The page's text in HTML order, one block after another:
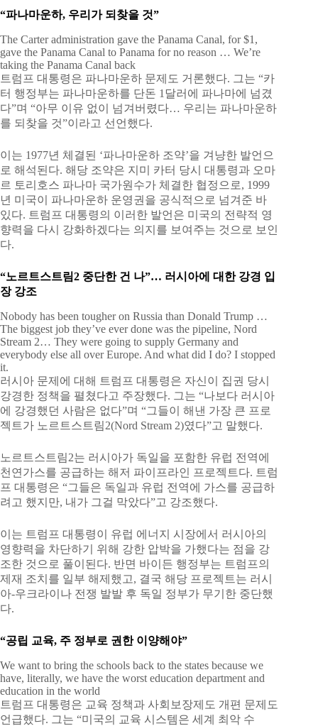
“파나마운하, 우리가 되찾을 것”
The Carter administration gave the Panama Canal, for $1,
gave the Panama Canal to Panama for no reason … We’re
taking the Panama Canal back
트럼프 대통령은 파나마운하 문제도 거론했다. 그는 “카
터 행정부는 파나마운하를 단돈 1달러에 파나마에 넘겼
다”며 “아무 이유 없이 넘겨버렸다… 우리는 파나마운하
를 되찾을 것”이라고 선언했다.
이는 1977년 체결된 ‘파나마운하 조약’을 겨냥한 발언으
로 해석된다. 해당 조약은 지미 카터 당시 대통령과 오마
르 토리호스 파나마 국가원수가 체결한 협정으로, 1999
년 미국이 파나마운하 운영권을 공식적으로 넘겨준 바
있다. 트럼프 대통령의 이러한 발언은 미국의 전략적 영
향력을 다시 강화하겠다는 의지를 보여주는 것으로 보인
다.
“노르트스트림2 중단한 건 나”… 러시아에 대한 강경 입
장 강조
Nobody has been tougher on Russia than Donald Trump …
The biggest job they’ve ever done was the pipeline, Nord
Stream 2… They were going to supply Germany and
everybody else all over Europe. And what did I do? I stopped
it.
러시아 문제에 대해 트럼프 대통령은 자신이 집권 당시
강경한 정책을 펼쳤다고 주장했다. 그는 “나보다 러시아
에 강경했던 사람은 없다”며 “그들이 해낸 가장 큰 프로
젝트가 노르트스트림2(Nord Stream 2)였다”고 말했다.
노르트스트림2는 러시아가 독일을 포함한 유럽 전역에
천연가스를 공급하는 해저 파이프라인 프로젝트다. 트럼
프 대통령은 “그들은 독일과 유럽 전역에 가스를 공급하
려고 했지만, 내가 그걸 막았다”고 강조했다.
이는 트럼프 대통령이 유럽 에너지 시장에서 러시아의
영향력을 차단하기 위해 강한 압박을 가했다는 점을 강
조한 것으로 풀이된다. 반면 바이든 행정부는 트럼프의
제재 조치를 일부 해제했고, 결국 해당 프로젝트는 러시
아-우크라이나 전쟁 발발 후 독일 정부가 무기한 중단했
다.
“공립 교육, 주 정부로 권한 이양해야”
We want to bring the schools back to the states because we
have, literally, we have the worst education department and
education in the world
트럼프 대통령은 교육 정책과 사회보장제도 개편 문제도
언급했다. 그는 “미국의 교육 시스템은 세계 최악 수